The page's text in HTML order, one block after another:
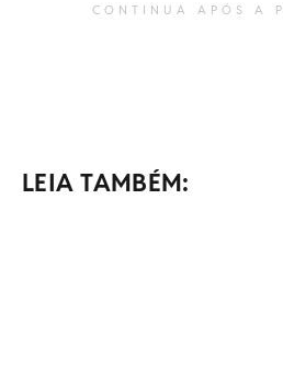
CONTINUA APÓS A
LEIA TAMBÉM: